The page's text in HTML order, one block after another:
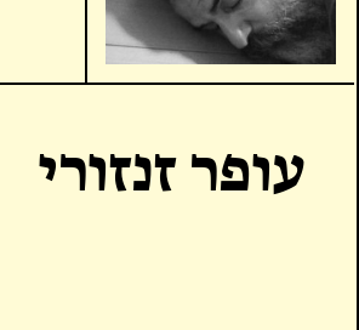
עופר זנזורי